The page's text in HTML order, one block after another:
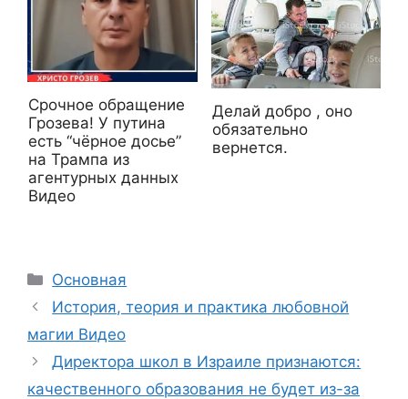
Срочное обращение
Грозева! У путина
есть “чёрное досье”
на Трампа из
агентурных данных
Видео
Делай добро , оно
обязательно
вернется.
Рубрики
Основная
История, теория и практика любовной
магии Видео
Директора школ в Израиле признаются:
качественного образования не будет из-за